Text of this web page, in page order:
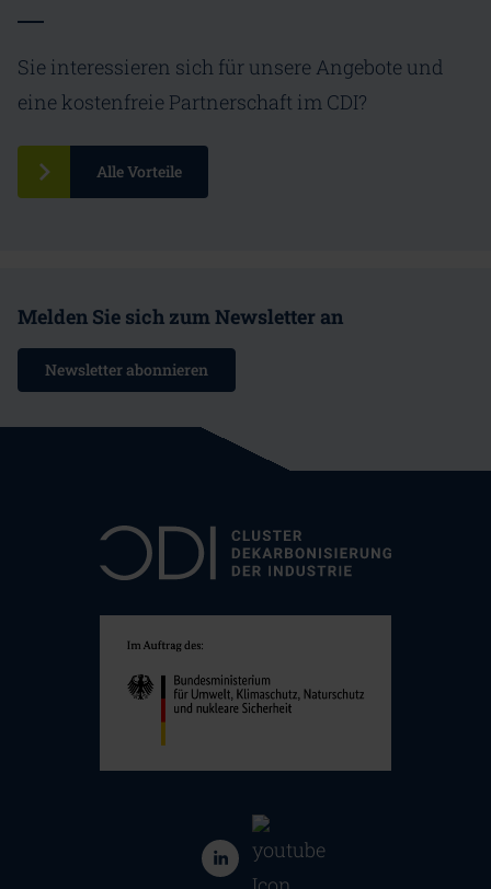
Sie interessieren sich für unsere Angebote und
eine kostenfreie Partnerschaft im CDI?
Alle Vorteile
Melden Sie sich zum Newsletter an
Newsletter abonnieren